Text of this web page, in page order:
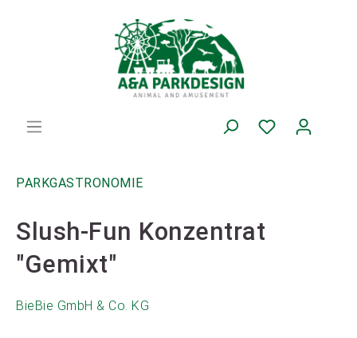
PARKGASTRONOMIE
Slush-Fun Konzentrat
"Gemixt"
BieBie GmbH & Co. KG